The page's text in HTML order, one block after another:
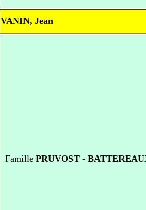
VANIN, Jean
FamillePRUVOST -